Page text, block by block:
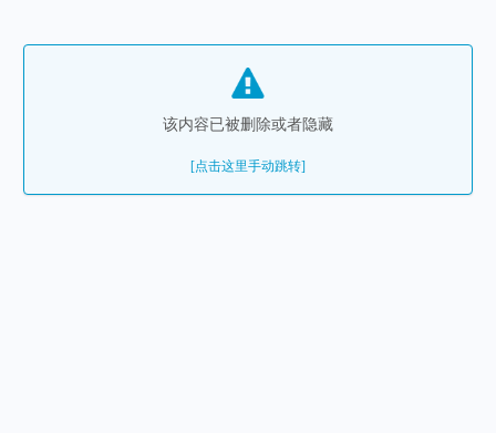
该内容已被删除或者隐藏
[点击这里手动跳转]